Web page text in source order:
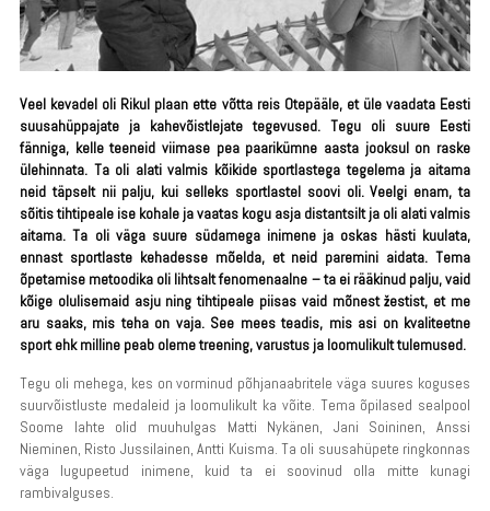
Veel kevadel oli Rikul plaan ette võtta reis Otepääle, et üle vaadata Eesti
suusahüppajate ja kahevõistlejate tegevused. Tegu oli suure Eesti
fänniga, kelle teeneid viimase pea paarikümne aasta jooksul on raske
ülehinnata. Ta oli alati valmis kõikide sportlastega tegelema ja aitama
neid täpselt nii palju, kui selleks sportlastel soovi oli. Veelgi enam, ta
sõitis tihtipeale ise kohale ja vaatas kogu asja distantsilt ja oli alati valmis
aitama. Ta oli väga suure südamega inimene ja oskas hästi kuulata,
ennast sportlaste kehadesse mõelda, et neid paremini aidata. Tema
õpetamise metoodika oli lihtsalt fenomenaalne – ta ei rääkinud palju, vaid
kõige olulisemaid asju ning tihtipeale piisas vaid mõnest žestist, et me
aru saaks, mis teha on vaja. See mees teadis, mis asi on kvaliteetne
sport ehk milline peab oleme treening, varustus ja loomulikult tulemused.
Tegu oli mehega, kes on vorminud põhjanaabritele väga suures koguses
suurvõistluste medaleid ja loomulikult ka võite. Tema õpilased sealpool
Soome lahte olid muuhulgas Matti Nykänen, Jani Soininen, Anssi
Nieminen, Risto Jussilainen, Antti Kuisma. Ta oli suusahüpete ringkonnas
väga lugupeetud inimene, kuid ta ei soovinud olla mitte kunagi
rambivalguses.